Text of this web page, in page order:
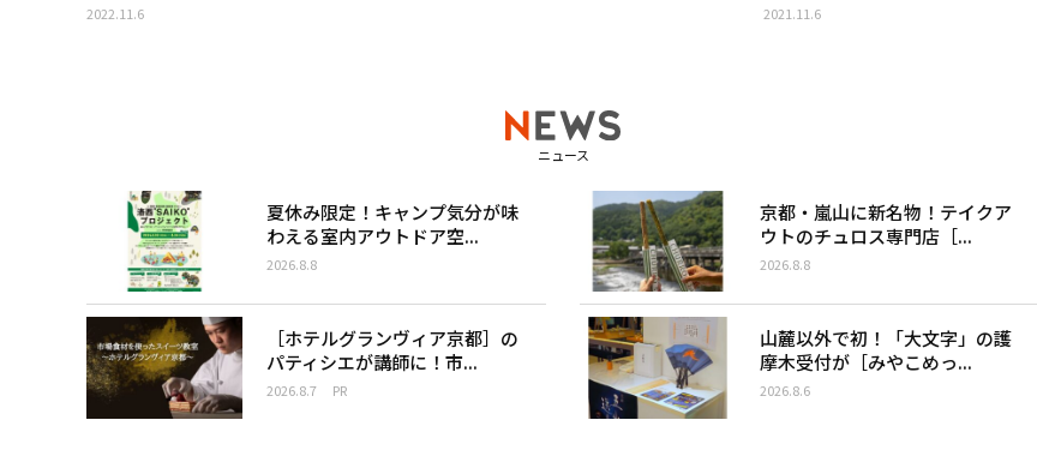
2022.11.6 2021.11.6
ニュース
夏休み限定！キャンプ気分が味
わえる室内アウトドア空...
2026.8.8
京都・嵐山に新名物！テイクア
ウトのチュロス専門店［...
2026.8.8
［ホテルグランヴィア京都］の
パティシエが講師に！市...
2026.8.7 PR
山麓以外で初！「大文字」の護
摩木受付が［みやこめっ...
2026.8.6